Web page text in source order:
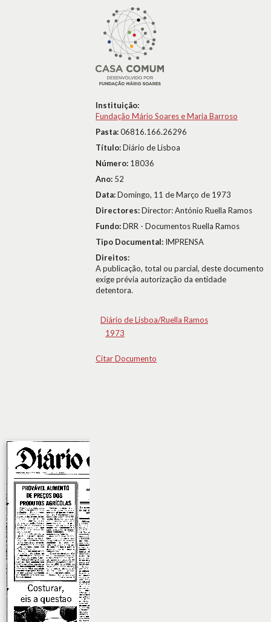
Instituição:
Fundação Mário Soares e Maria Barroso
Pasta:06816.166.26296
Título:Diário de Lisboa
Número: 18036
Ano: 52
Data:Domingo, 11 de Março de 1973
Directores:Director: António Ruella Ramos
Fundo:DRR - Documentos Ruella Ramos
Tipo Documental: IMPRENSA
Direitos:
A publicação, total ou parcial, deste documento
exige prévia autorização da entidade
detentora.
Diário de Lisboa/Ruella Ramos
1973
Citar Documento